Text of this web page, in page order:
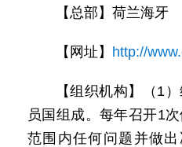
【总部】荷兰海牙
【网址】 http://
【组织机构】（1
员国组成。每年召开1
范围内任何问题并做